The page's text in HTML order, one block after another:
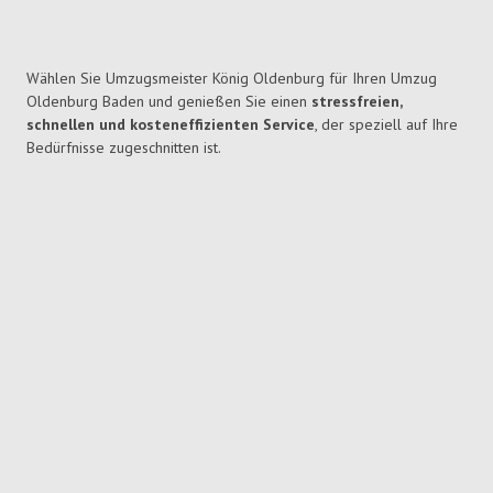
Wählen Sie Umzugsmeister König Oldenburg für Ihren Umzug
Oldenburg Baden und genießen Sie einen stressfreien,
schnellen und kosteneffizienten Service, der speziell auf Ihre
Bedürfnisse zugeschnitten ist.